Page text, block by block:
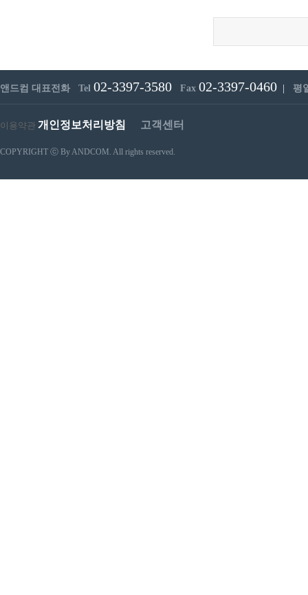
앤드컴 대표전화 Tel 02-3397-3580 Fax 02-3397-0460 평
이용약관 개인정보처리방침 고객센터
COPYRIGHT ⓒ By ANDCOM. All rights reserved.